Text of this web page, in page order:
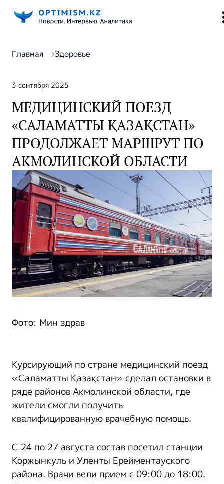
Главная Здоровье
3 сентября 2025
МЕДИЦИНСКИЙ ПОЕЗД
«САЛАМАТТЫ ҚАЗАҚСТАН»
ПРОДОЛЖАЕТ МАРШРУТ ПО
АКМОЛИНСКОЙ ОБЛАСТИ
Фото: Мин здрав
Курсирующий по стране медицинский поезд
«Саламатты Қазақстан» сделал остановки в
ряде районов Акмолинской области, где
жители смогли получить
квалифицированную врачебную помощь.
С 24 по 27 августа состав посетил станции
Коржынкуль и Уленты Ерейментауского
района. Врачи вели прием с 09:00 до 18:00.